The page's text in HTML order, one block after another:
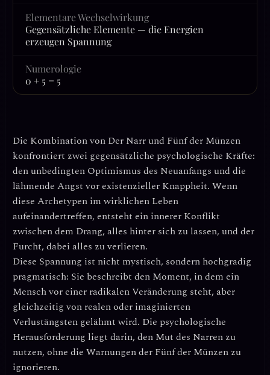
Elementare Wechselwirkung
Gegensätzliche Elemente — die Energien
erzeugen Spannung
Numerologie
0 + 5 = 5
Die Kombination von Der Narrund Fünf der Münzen
konfrontiert zwei gegensätzliche psychologische Kräfte:
den unbedingten Optimismus des Neuanfangs und die
lähmende Angst vor existenzieller Knappheit. Wenn
diese Archetypen im wirklichen Leben
aufeinandertreffen, entsteht ein innerer Konflikt
zwischen dem Drang, alles hinter sich zu lassen, und der
Furcht, dabei alles zu verlieren.
Diese Spannung ist nicht mystisch, sondern hochgradig
pragmatisch: Sie beschreibt den Moment, in dem ein
Mensch vor einer radikalen Veränderung steht, aber
gleichzeitig von realen oder imaginierten
Verlustängsten gelähmt wird. Die psychologische
Herausforderung liegt darin,den Mut des Narren zu
nutzen, ohne die Warnungen der Fünf der Münzen zu
ignorieren.